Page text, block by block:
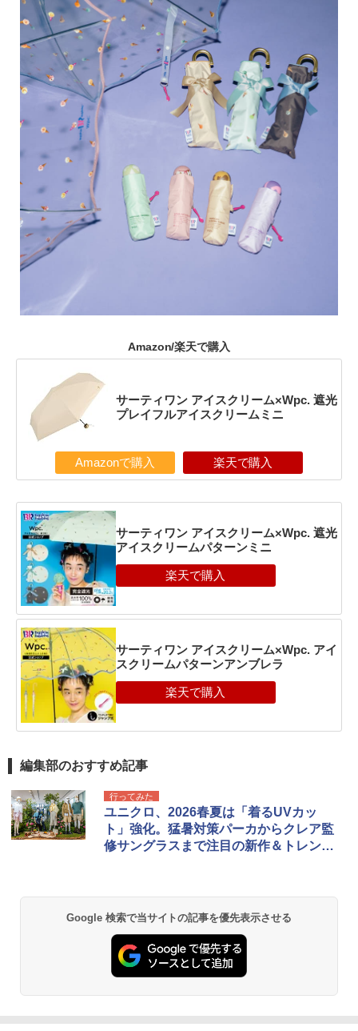
Amazon/楽天で購入
サーティワン アイスクリーム×Wpc. 遮光
プレイフルアイスクリームミニ
Amazonで購入 楽天で購入
サーティワン アイスクリーム×Wpc. 遮光
アイスクリームパターンミニ
サーティワン アイスクリーム×Wpc. アイ
スクリームパターンアンブレラ
編集部のおすすめ記事
行ってみた
ユニクロ、2026春夏は「着るUVカッ
ト」強化。猛暑対策パーカからクレア監
修サングラスまで注目の新作＆トレンド
Google 検索で当サイトの記事を優先表示させる